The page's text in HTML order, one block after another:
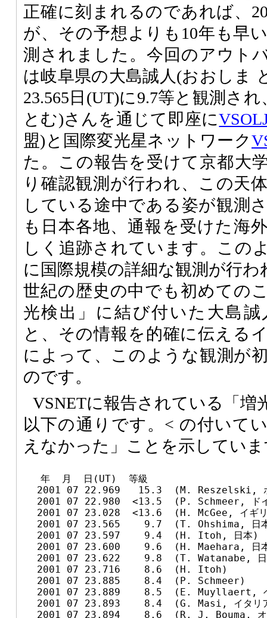
正確に刻まれるのであれば、
が、その予想よりも10年も早
測されました。今回のアウト
は岐阜県の大島誠人(おおしま
23.565日(UT)に9.7等と観測さ
とむ)さんを通じて即座に
盟)と国際変光星ネットワーク
た。この報告を受けて京都大
り確認観測が行われ、この天
している途中である姿が観測
も日本各地、通報を受けた海
しく追跡されています。この
に国際規模の詳細な観測が行わ
世紀の歴史の中でも初めての
光検出」に結び付いた大島
と、その情報を的確に伝える
によって、このような観測が
のです。
VSNETに報告されている「増
以下の通りです。< の付いて
えなかった」ことを示してい
年  月  日(UT)  等級
2001 07 22.969   15.3  (M. Reszelski,
2001 07 22.980  <13.5  (P. Schmeer, ド
2001 07 23.028  <13.6  (H. McGee, イギ
2001 07 23.565    9.7  (T. Ohshima, 日
  2001 07 23.597    9.4  (H. Itoh, 日本)
2001 07 23.600    9.6  (H. Maehara, 日
2001 07 23.622    9.8  (T. Watanabe,
  2001 07 23.716    8.6  (H. Itoh)
  2001 07 23.885    8.4  (P. Schmeer)
2001 07 23.889    8.5  (E. Muyllaert,
2001 07 23.893    8.4  (G. Masi, イタリ
2001 07 23.894    8.6  (R. J. Bouma, オ